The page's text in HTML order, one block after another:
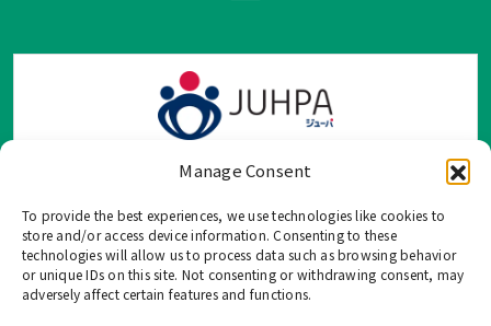
Manage Consent
To provide the best experiences, we use technologies like cookies to
store and/or access device information. Consenting to these
technologies will allow us to process data such as browsing behavior
or unique IDs on this site. Not consenting or withdrawing consent, may
adversely affect certain features and functions.
TOP Group または TOP en Español では、公式メールアドレ
ス、電話番号、ソーシャルネットワーク、フォームからのみ
ご連絡を受け付けております。
このウェブサイトに記載されていない不正な手段で、個人情